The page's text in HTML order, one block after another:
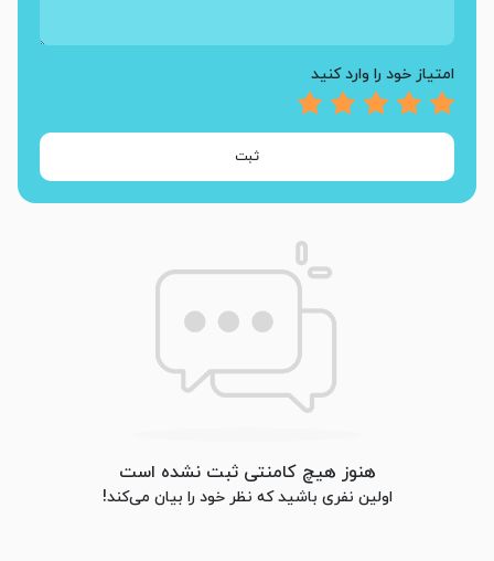
امتیاز خود را وارد کنید
ثبت
هنوز هیچ کامنتی ثبت نشده است
اولین نفری باشید که نظر خود را بیان می‌کند!